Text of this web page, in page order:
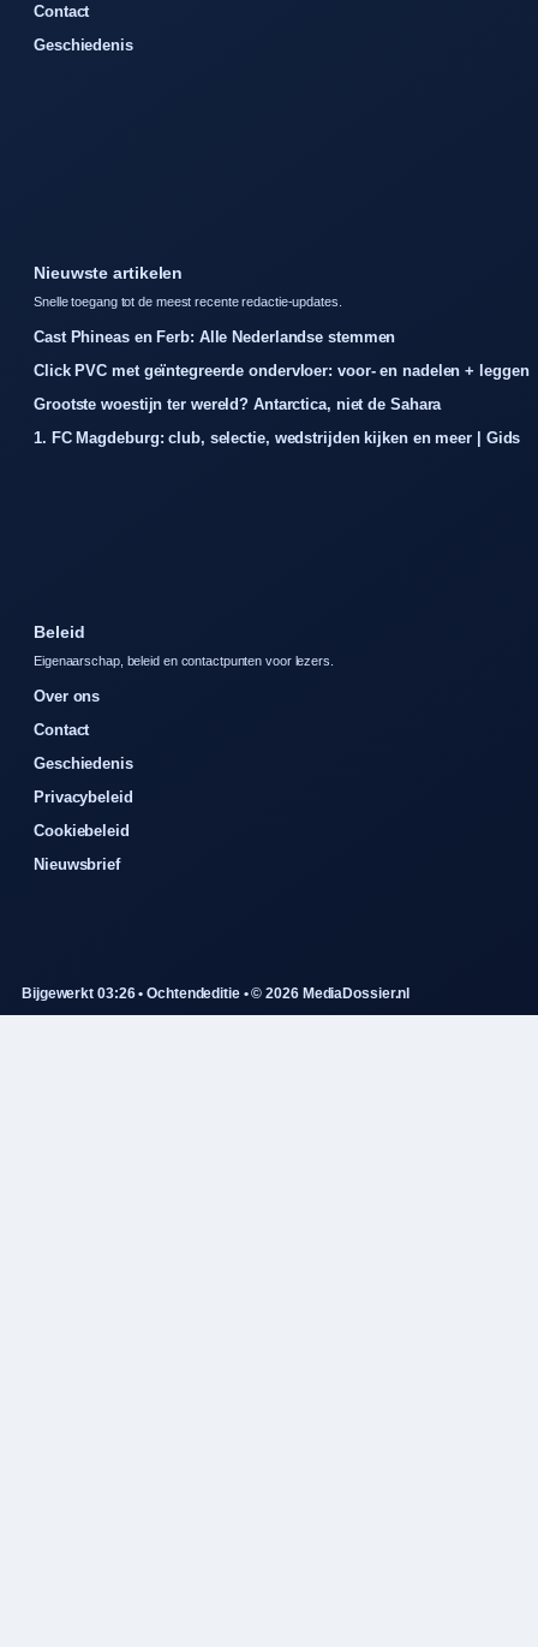
Contact
Geschiedenis
Nieuwste artikelen
Snelle toegang tot de meest recente redactie-updates.
Cast Phineas en Ferb: Alle Nederlandse stemmen
Click PVC met geïntegreerde ondervloer: voor- en nadelen + leggen
Grootste woestijn ter wereld? Antarctica, niet de Sahara
1. FC Magdeburg: club, selectie, wedstrijden kijken en meer | Gids
Beleid
Eigenaarschap, beleid en contactpunten voor lezers.
Over ons
Contact
Geschiedenis
Privacybeleid
Cookiebeleid
Nieuwsbrief
Bijgewerkt 03:26 • Ochtendeditie • © 2026 MediaDossier.nl